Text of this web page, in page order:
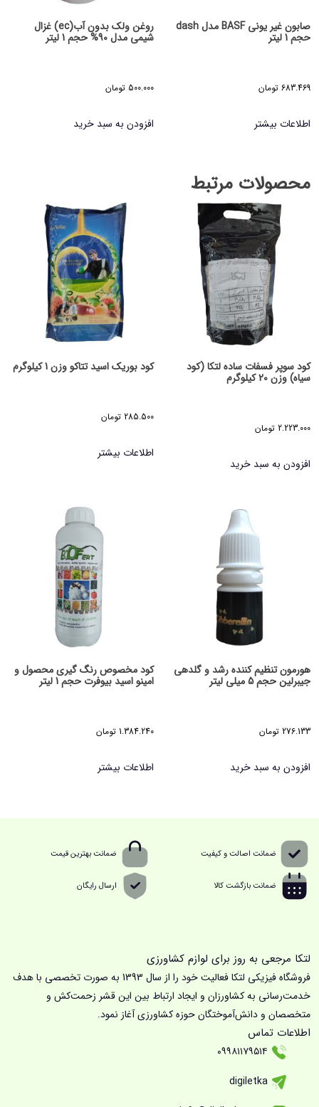
صابون غیر یونی BASF مدل dash
حجم 1 لیتر
683.469 تومان
اطلاعات بیشتر
روغن ولک بدون آب(ec) غزال
شیمی مدل 90% حجم 1 لیتر
500.000 تومان
افزودن به سبد خرید
محصولات مرتبط
کود سوپر فسفات ساده لتکا (کود
سیاه) وزن 20 کیلوگرم
2.223.000 تومان
افزودن به سبد خرید
کود بوریک اسید تتاکو وزن 1 کیلوگرم
285.500 تومان
اطلاعات بیشتر
هورمون تنظیم کننده رشد و گلدهی
جیبرلین حجم 5 میلی لیتر
276.133 تومان
افزودن به سبد خرید
کود مخصوص رنگ گیری محصول و
امینو اسید بیوفرت حجم 1 لیتر
1.384.240 تومان
اطلاعات بیشتر
ضمانت اصالت و کیفیت ضمانت بهترین قیمت
ضمانت بازگشت کالا ارسال رایگان
لتکا مرجعی به روز برای لوازم کشاورزی
فروشگاه فیزیکی لتکا فعالیت خود را از سال 1393 به صورت تخصصی با هدف
خدمت‌رسانی به کشاورزان و ایجاد ارتباط بین این قشر زحمت‌کش و
متخصصان و دانش‌آموختگان حوزه کشاورزی آغاز نمود.
اطلاعات تماس